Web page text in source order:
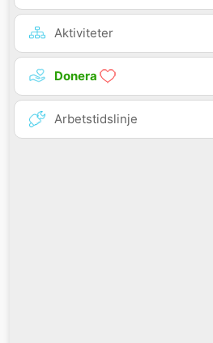
Aktiviteter
Donera
Arbetstidslinje